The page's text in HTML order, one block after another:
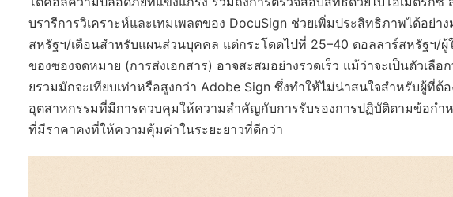
บรารีการวิเคราะห์และเทมเพลตของ DocuSign ช่วยเพิ่มประสิทธิภาพได้อย่า
สหรัฐฯ/เดือนสำหรับแผนส่วนบุคคล แต่กระโดดไปที่ 25–40 ดอลลาร์สหรัฐฯ/
ของซองจดหมาย (การส่งเอกสาร) อาจสะสมอย่างรวดเร็ว แม้ว่าจะเป็นตัวเ
ยรวมมักจะเทียบเท่าหรือสูงกว่า Adobe Sign ซึ่งทำให้ไม่น่าสนใจสำหรับผู้ที่ต้
อุตสาหกรรมที่มีการควบคุมให้ความสำคัญกับการรับรองการปฏิบัติตามข้อกำ
ที่มีราคาคงที่ให้ความคุ้มค่าในระยะยาวที่ดีกว่า